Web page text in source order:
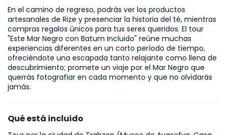
En el camino de regreso, podrás ver los productos
artesanales de Rize y presenciar la historia del té, mientras
compras regalos únicos para tus seres queridos. El tour
"Este Mar Negro con Batum Incluido" reúne muchas
experiencias diferentes en un corto período de tiempo,
ofreciéndote una escapada tanto relajante como llena de
descubrimiento; promete un viaje por el Mar Negro que
querrás fotografiar en cada momento y que no olvidarás
jamás.
Qué está incluido